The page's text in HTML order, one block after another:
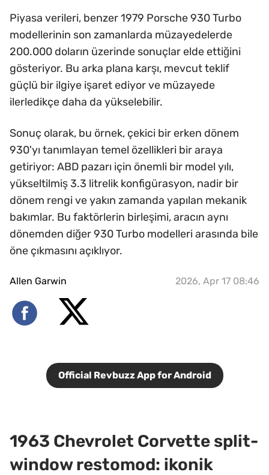
Piyasa verileri, benzer 1979 Porsche 930 Turbo
modellerinin son zamanlarda müzayedelerde
200.000 doların üzerinde sonuçlar elde ettiğini
gösteriyor. Bu arka plana karşı, mevcut teklif
güçlü bir ilgiye işaret ediyor ve müzayede
ilerledikçe daha da yükselebilir.
Sonuç olarak, bu örnek, çekici bir erken dönem
930'yı tanımlayan temel özellikleri bir araya
getiriyor: ABD pazarı için önemli bir model yılı,
yükseltilmiş 3.3 litrelik konfigürasyon, nadir bir
dönem rengi ve yakın zamanda yapılan mekanik
bakımlar. Bu faktörlerin birleşimi, aracın aynı
dönemden diğer 930 Turbo modelleri arasında bile
öne çıkmasını açıklıyor.
Allen Garwin 2026, Apr 17 08:46
Official Revbuzz App for Android
1963 Chevrolet Corvette split-
window restomod: ikonik